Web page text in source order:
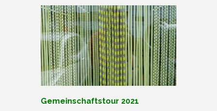
Gemeinschaftstour 2021